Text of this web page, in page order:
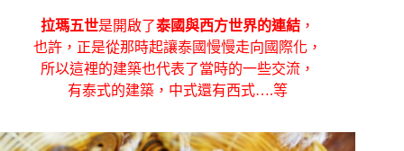
拉瑪五世是開啟了泰國與西方世界的連結 ，
也許，正是從那時起讓泰國慢慢走向國際化，
所以這裡的建築也代表了當時的一些交流，
有泰式的建築，中式還有西式….等